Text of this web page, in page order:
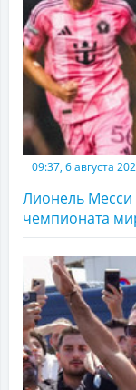
09:37, 6 августа
Лионель Месси
чемпионата